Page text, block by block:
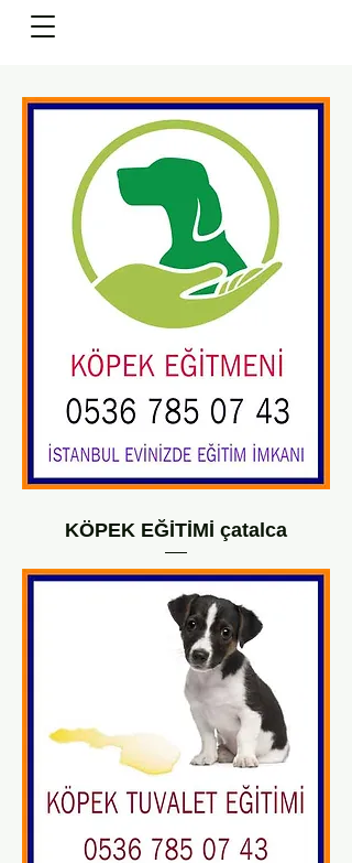
KÖPEK EĞİTİMİ çatalca